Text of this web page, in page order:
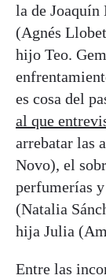
la de
(Agnés
hijo Teo.
es cosa del
al que
arrebatar las
Novo), el
perfumerías
(Natalia
hija Julia
Entre las